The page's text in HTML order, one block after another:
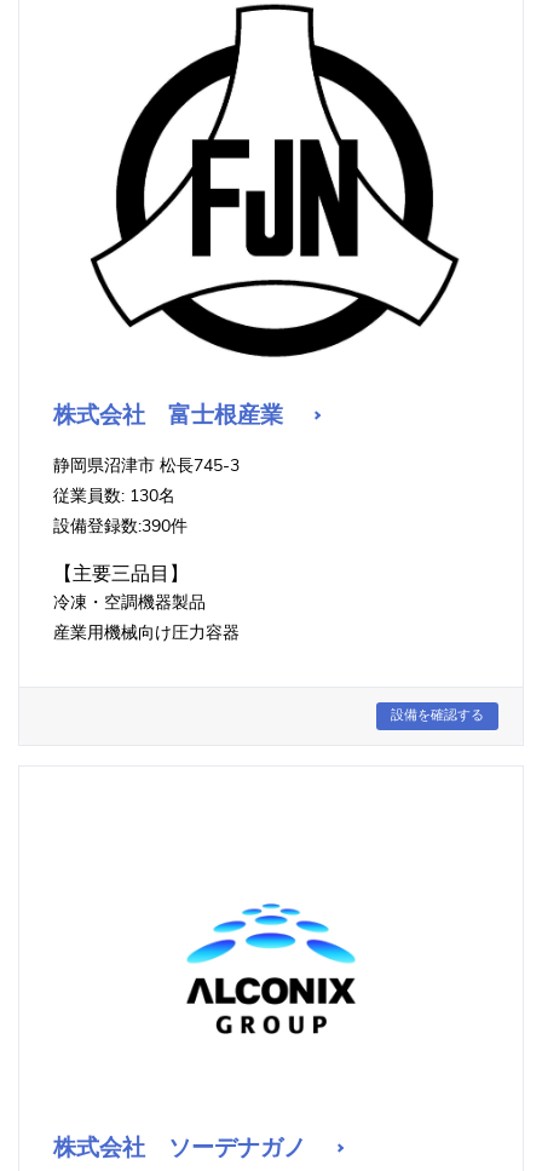
株式会社 富士根産業
静岡県沼津市 松長745-3
従業員数: 130名
設備登録数:390件
【主要三品目】
冷凍・空調機器製品
産業用機械向け圧力容器
設備を確認する
株式会社 ソーデナガノ